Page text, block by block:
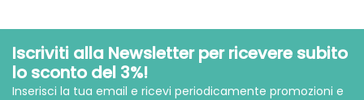
Iscriviti alla Newsletter per ricevere subito
lo sconto del 3%!
Inserisci la tua email e ricevi periodicamente promozioni e